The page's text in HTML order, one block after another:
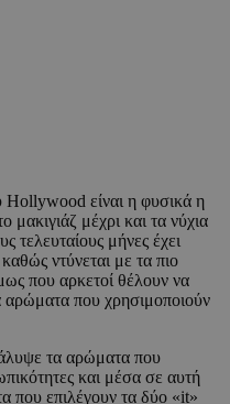
είναι η φυσικά η
μέχρι και τα νύχια
τελευταίους μήνες έχει
ντύνεται με τα πιο
που αρκετοί θέλουν να
αρώματα που χρησιμοποιούν
τα αρώματα που
και μέσα σε αυτή
που επιλέγουν τα δύο «it»